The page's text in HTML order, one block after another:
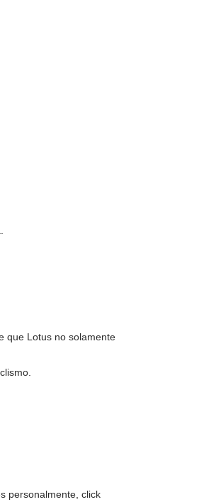
que Lotus no solamente
personalmente, click